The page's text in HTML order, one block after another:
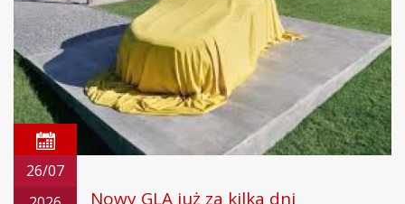
26/07
Nowy GLA już za kilka dni